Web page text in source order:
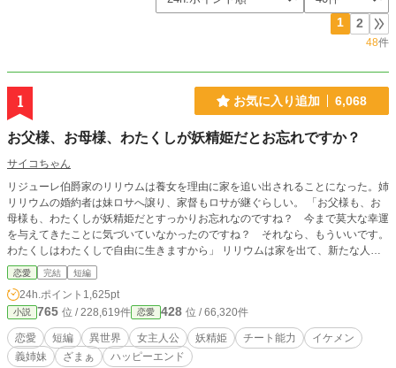
1 2
48件
1 お気に入り追加 6,068
お父様、お母様、わたくしが妖精姫だとお忘れですか？
サイコちゃん
リジューレ伯爵家のリリウムは養女を理由に家を追い出されることになった。姉
リリウムの婚約者は妹ロサへ譲り、家督もロサが継ぐらしい。 「お父様も、お
母様も、わたくしが妖精姫だとすっかりお忘れなのですね？ 今まで莫大な幸運
を与えてきたことに気づいていなかったのですね？ それなら、もういいです。
わたくしはわたくしで自由に生きますから」 リリウムは家を出て、新たな人生
を歩む。一方、リジューレ伯爵家は幸運を失い、急速に傾いていった。
恋愛 完結 短編
24h.ポイント 1,625pt
小説 765 位 / 228,619件 恋愛 428 位 / 66,320件
恋愛 短編 異世界 女主人公 妖精姫 チート能力
イケメン
義姉妹
ざまぁ ハッピーエンド